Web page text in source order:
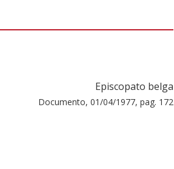
Episcopato belga
Documento, 01/04/1977, pag. 172